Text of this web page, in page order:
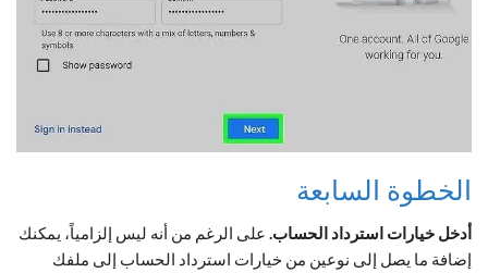
الخطوة السابعة
أدخل خيارات استرداد الحساب. على الرغم من أنه ليس إلزامياً، يمكنك
إضافة ما يصل إلى نوعين من خيارات استرداد الحساب إلى ملفك